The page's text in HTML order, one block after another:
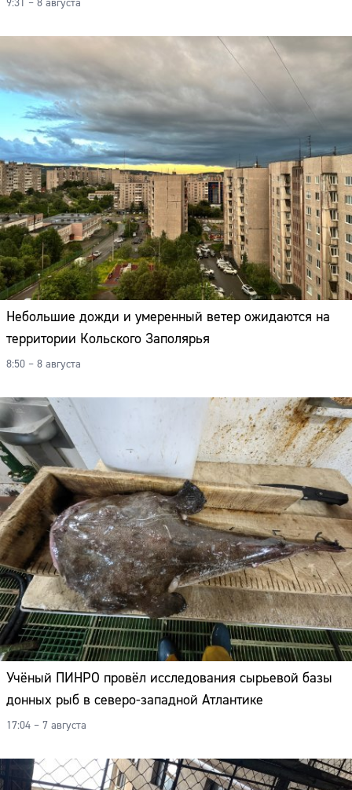
9:31 – 8 августа
Небольшие дожди и умеренный ветер ожидаются на
территории Кольского Заполярья
8:50 – 8 августа
Учёный ПИНРО провёл исследования сырьевой базы
донных рыб в северо-западной Атлантике
17:04 – 7 августа